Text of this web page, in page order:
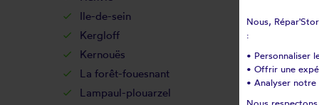
Ile-de-sein
Ile-
Kergloff
Kernouës
La forêt-fouesnant
La
Lampaul-plouarzel
Nous,
:
• Personnaliser
• Offrir une
• Analyser notre